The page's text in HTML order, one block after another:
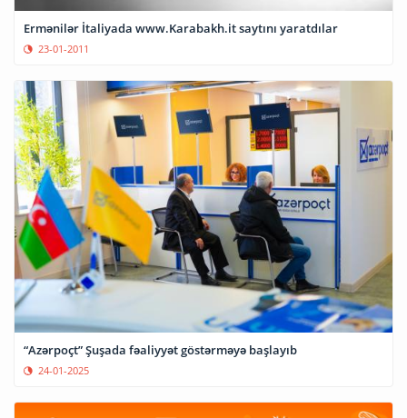
Ermənilər İtaliyada www.Karabakh.it saytını yaratdılar
23-01-2011
“Azərpoçt” Şuşada fəaliyyət göstərməyə başlayıb
24-01-2025